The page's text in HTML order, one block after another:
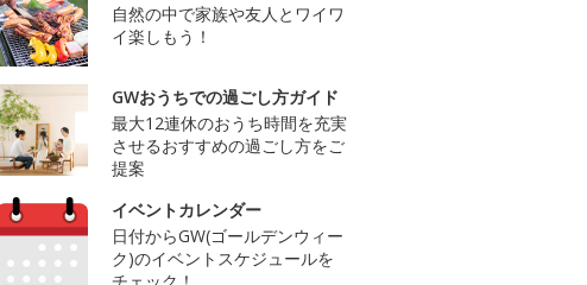
自然の中で家族や友人とワイワ
イ楽しもう！
GWおうちでの過ごし方ガイド
最大12連休のおうち時間を充実
させるおすすめの過ごし方をご
提案
イベントカレンダー
日付からGW(ゴールデンウィー
ク)のイベントスケジュールを